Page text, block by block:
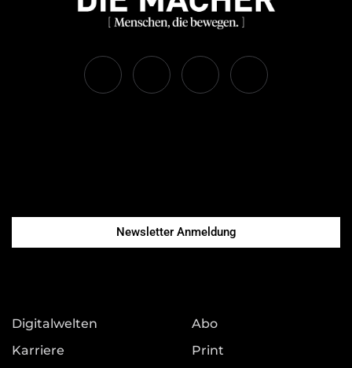
Newsletter Anmeldung
Digitalwelten
Karriere
Abo
Print